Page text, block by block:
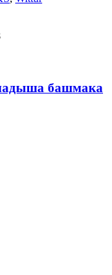
башмака